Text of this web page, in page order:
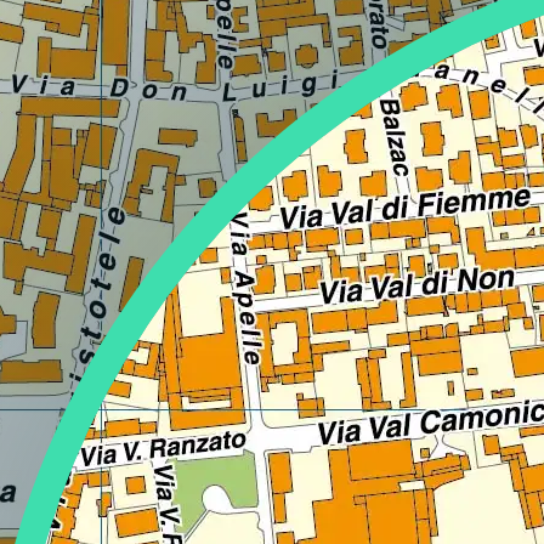
Lazio
Regione
Liguria
Regione
Lombardia
Regione
Marche
Regione
Molise
Regione
Piemonte
Regione
Puglia
Regione
Sardegna